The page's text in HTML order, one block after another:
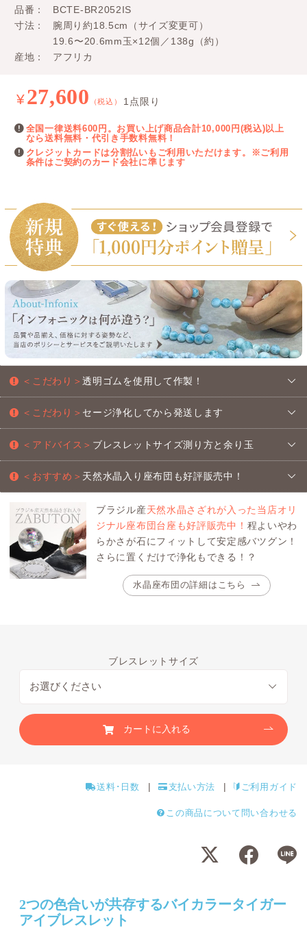
品番
BCTE-BR2052IS
寸法
腕周り約18.5cm（サイズ変更可）
19.6〜20.6mm玉×12個／138g（約）
産地
アフリカ
¥27,600 （税込） 1点限り
全国一律送料600円。お買い上げ商品合計10,000円(税込)以上
なら送料無料・代引き手数料無料！
クレジットカードは分割払いもご利用いただけます。※ご利用
条件はご契約のカード会社に準じます
＜こだわり＞透明ゴムを使用して作製！
＜こだわり＞ セージ浄化してから発送します
＜アドバイス＞ ブレスレットサイズ測り方と余り玉
＜おすすめ＞ 天然水晶入り座布団も好評販売中！
ブラジル産天然水晶さざれが入った当店オリ
ジナル座布団台座も好評販売中！ 程よいやわ
らかさが石にフィットして安定感バツグン！
さらに置くだけで浄化もできる！？
水晶座布団の詳細はこちら
ブレスレットサイズ
カートに入れる
送料･日数 支払い方法 ご利用ガイド
この商品について問い合わせる
2つの色合いが共存するバイカラータイガー
アイブレスレット